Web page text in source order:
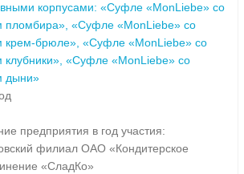
корпусами: «Суфле «MonLiebe» со
пломбира», «Суфле «MonLiebe» со
крем-брюле», «Суфле «MonLiebe» со
клубники», «Суфле «MonLiebe» со
дыни»
предприятия в год участия:
филиал ОАО «Кондитерское
«СладКо»